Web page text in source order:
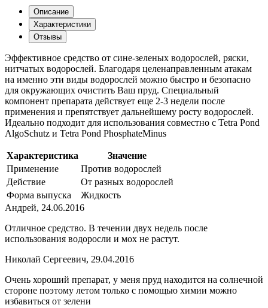
Описание
Характеристики
Отзывы
Эффективное средство от сине-зеленых водорослей, ряски,
нитчатых водорослей. Благодаря целенаправленным атакам
на именно эти виды водорослей можно быстро и безопасно
для окружающих очистить Ваш пруд. Специальный
компонент препарата действует еще 2-3 недели после
применения и препятствует дальнейшему росту водорослей.
Идеально подходит для использования совместно с Tetra Pond
AlgoSchutz и Tetra Pond PhosphateMinus
Характеристика
Значение
Применение
Против водорослей
Действие
От разных водорослей
Форма выпуска
Жидкость
Андрей, 24.06.2016
Отличное средство. В течении двух недель после
использования водоросли и мох не растут.
Николай Сергеевич, 29.04.2016
Очень хороший препарат, у меня пруд находится на солнечной
стороне поэтому летом только с помощью химии можно
избавиться от зелени